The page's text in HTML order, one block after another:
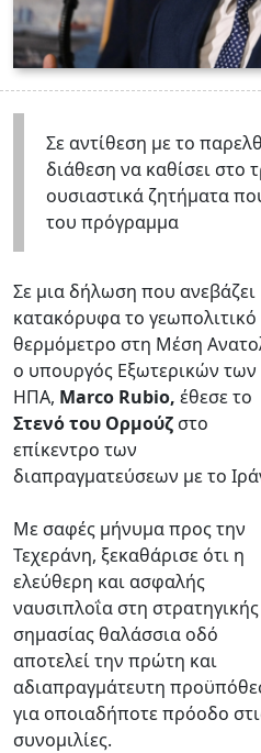
Σε αντίθεση με το
διάθεση να καθίσει στο
ουσιαστικά ζητήματα
του πρόγραμμα
Σε μια δήλωση που ανεβάζει
κατακόρυφα το γεωπολιτικό
θερμόμετρο στη Μέση
ο υπουργός Εξωτερικών των
ΗΠΑ, Marco Rubio, έθεσε το
Στενό του Ορμούζ στο
επίκεντρο των
διαπραγματεύσεων με το
Με σαφές μήνυμα προς την
Τεχεράνη, ξεκαθάρισε ότι η
ελεύθερη και ασφαλής
ναυσιπλοΐα στη στρατηγικής
σημασίας θαλάσσια οδό
αποτελεί την πρώτη και
αδιαπραγμάτευτη
για οποιαδήποτε πρόοδο
συνομιλίες.